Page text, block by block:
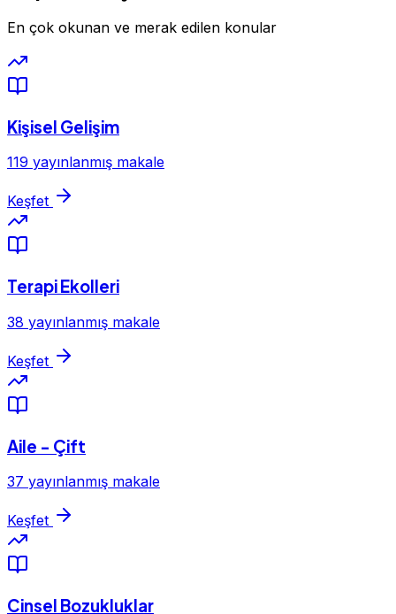
En çok okunan ve merak edilen konular
Kişisel Gelişim
119 yayınlanmış makale
Keşfet
Terapi Ekolleri
38 yayınlanmış makale
Keşfet
Aile - Çift
37 yayınlanmış makale
Keşfet
Cinsel Bozukluklar